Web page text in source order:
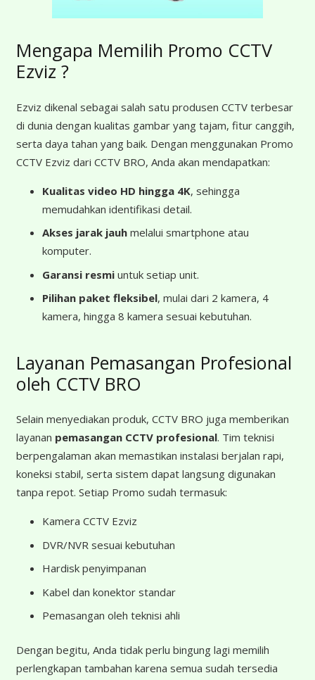
Mengapa Memilih Promo CCTV
Ezviz ?
Ezviz dikenal sebagai salah satu produsen CCTV terbesar
di dunia dengan kualitas gambar yang tajam, fitur canggih,
serta daya tahan yang baik. Dengan menggunakan Promo
CCTV Ezviz dari CCTV BRO, Anda akan mendapatkan:
Kualitas video HD hingga 4K, sehingga
memudahkan identifikasi detail.
Akses jarak jauh melalui smartphone atau
komputer.
Garansi resmi untuk setiap unit.
Pilihan paket fleksibel, mulai dari 2 kamera, 4
kamera, hingga 8 kamera sesuai kebutuhan.
Layanan Pemasangan Profesional
oleh CCTV BRO
Selain menyediakan produk, CCTV BRO juga memberikan
layanan pemasangan CCTV profesional. Tim teknisi
berpengalaman akan memastikan instalasi berjalan rapi,
koneksi stabil, serta sistem dapat langsung digunakan
tanpa repot. Setiap Promo sudah termasuk:
Kamera CCTV Ezviz
DVR/NVR sesuai kebutuhan
Hardisk penyimpanan
Kabel dan konektor standar
Pemasangan oleh teknisi ahli
Dengan begitu, Anda tidak perlu bingung lagi memilih
perlengkapan tambahan karena semua sudah tersedia